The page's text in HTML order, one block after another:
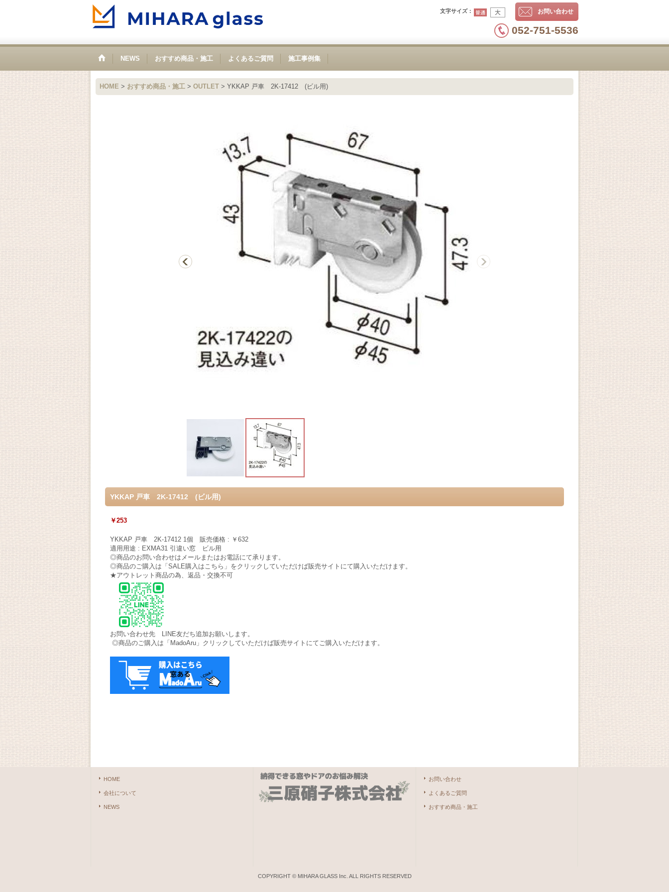
お問い合わせ
文字サイズ：
052-751-5536
NEWS おすすめ商品・施工 よくあるご質問 施工事例集
HOME > おすすめ商品・施工 > OUTLET > YKKAP 戸車 2K-17412 (ビル用)
YKKAP 戸車 2K-17412 (ビル用)
￥253
YKKAP 戸車 2K-17412 1個 販売価格 : ￥632
適用用途 : EXMA31 引違い窓 ビル用
◎商品のお問い合わせはメールまたはお電話にて承ります。
◎商品のご購入は「SALE購入はこちら」をクリックしていただけば販売サイトにて購入いただけます。
★アウトレット商品の為、返品・交換不可
お問い合わせ先 LINE友だち追加お願いします。
◎商品のご購入は「MadoAru」クリックしていただけば販売サイトにてご購入いただけます。
HOME
会社について
NEWS
お問い合わせ
よくあるご質問
おすすめ商品・施工
COPYRIGHT © MIHARA GLASS Inc. ALL RIGHTS RESERVED